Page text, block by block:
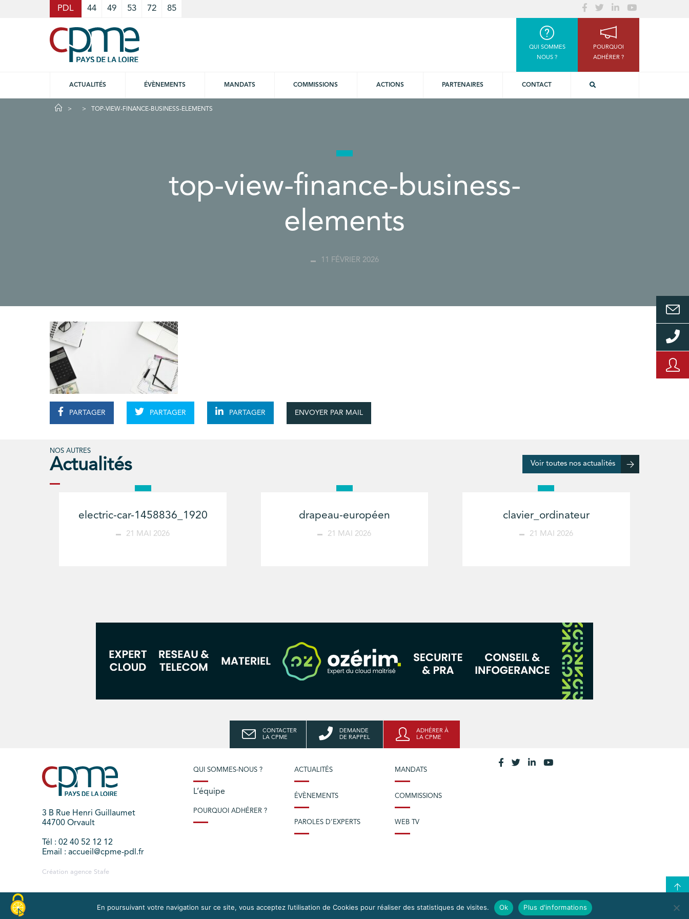
PDL 44 49 53 72 85
QUI SOMMES
NOUS ?
POURQUOI
ADHÉRER ?
ACTUALITÉS ÉVÈNEMENTS MANDATS COMMISSIONS ACTIONS PARTENAIRES CONTACT
TOP-VIEW-FINANCE-BUSINESS-ELEMENTS
top-view-finance-business-
elements
11 FÉVRIER 2026
PARTAGER PARTAGER PARTAGER ENVOYER PAR MAIL
NOS AUTRES
Actualités Voir toutes nos actualités
electric-car-1458836_1920
21 MAI 2026
drapeau-européen
21 MAI 2026
clavier_ordinateur
21 MAI 2026
CONTACTER
LA CPME
DEMANDE
DE RAPPEL
ADHÉRER À
LA CPME
3 B Rue Henri Guillaumet
44700 Orvault
Tél : 02 40 52 12 12
Email : accueil@cpme-pdl.fr
Création agence Stafe
QUI SOMMES-NOUS ?
L’équipe
POURQUOI ADHÉRER ?
ACTUALITÉS
ÉVÈNEMENTS
PAROLES D’EXPERTS
MANDATS
COMMISSIONS
WEB TV
MENTIONS LÉGALES EXERCEZ VOS DROITS DONNÉES PERSONNELLES CONTACTEZ LA CPME
En poursuivant votre navigation sur ce site, vous acceptez l’utilisation de Cookies pour réaliser des statistiques de visites. Ok Plus d'informations
Cookies management panel